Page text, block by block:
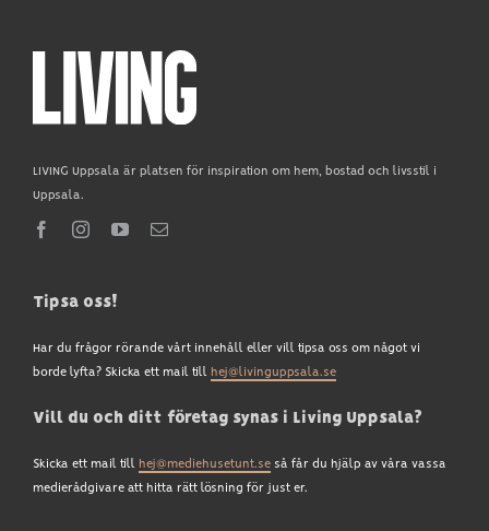
LIVING Uppsala är platsen för inspiration om hem, bostad och livsstil i
Uppsala.
Tipsa oss!
Har du frågor rörande vårt innehåll eller vill tipsa oss om något vi
borde lyfta? Skicka ett mail till hej@livinguppsala.se
Vill du och ditt företag synas i Living Uppsala?
Skicka ett mail till hej@mediehusetunt.seså får du hjälp av våra vassa
medierådgivare att hitta rätt lösning för just er.